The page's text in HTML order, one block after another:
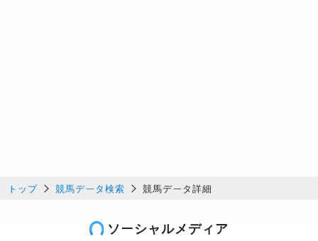
トップ 競馬データ検索 競馬データ詳細
ソーシャルメディア